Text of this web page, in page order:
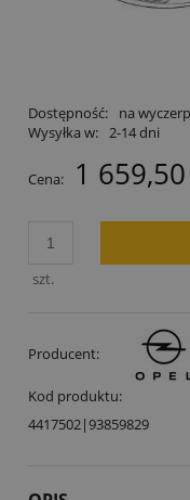
Dostępność:
na
Wysyłka w: 2-14 dni
Cena: 1 659,50
szt.
Producent:
Kod produktu:
4417502|93859829